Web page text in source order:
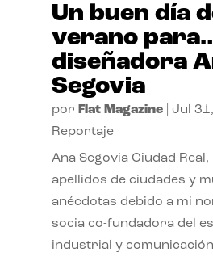
Un buen día
verano
diseñadora
Segovia
por Flat Magazine| Jul
Reportaje
Ana Segovia Ciudad
apellidos de ciudades y
anécdotas debido a mi
socia co-fundadora del
industrial y